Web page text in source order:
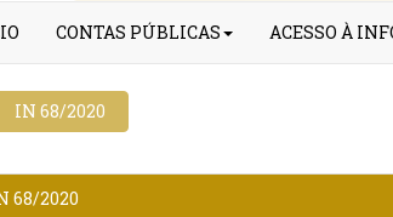
CONTAS PÚBLICAS ACESSO À
IN 68/2020
68/2020